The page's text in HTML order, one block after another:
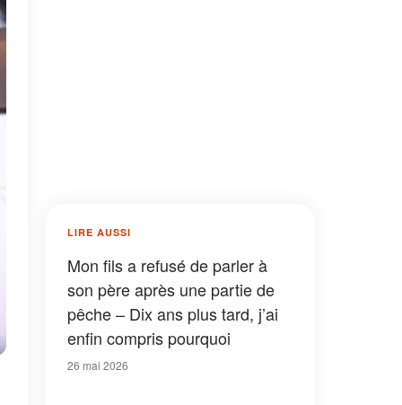
LIRE AUSSI
Mon fils a refusé de parler à
son père après une partie de
pêche – Dix ans plus tard, j’ai
enfin compris pourquoi
26 mai 2026